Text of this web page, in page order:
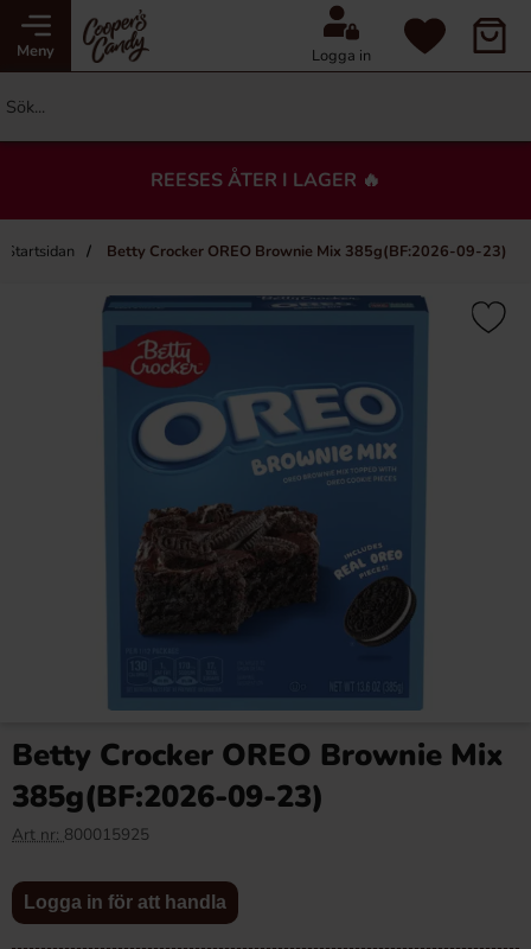
Meny Logga in
REESES ÅTER I LAGER 🔥
Startsidan Betty Crocker OREO Brownie Mix 385g(BF:2026-09-23)
Betty Crocker OREO Brownie Mix
385g(BF:2026-09-23)
Art nr: 800015925
Logga in för att handla